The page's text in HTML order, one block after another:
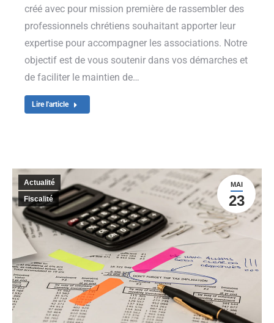
créé avec pour mission première de rassembler des
professionnels chrétiens souhaitant apporter leur
expertise pour accompagner les associations. Notre
objectif est de vous soutenir dans vos démarches et
de faciliter le maintien de…
Lire l'article
MAI
23
Actualité
Fiscalité